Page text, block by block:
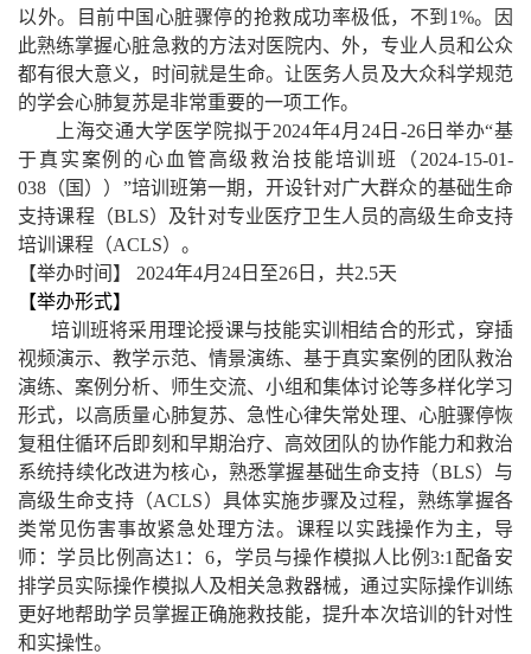
以外。目前中国心脏骤停的抢救成功率极低，不到1%。因
此熟练掌握心脏急救的方法对医院内、外，专业人员和公众
都有很大意义，时间就是生命。让医务人员及大众科学规范
的学会心肺复苏是非常重要的一项工作。
上海交通大学医学院拟于2024年4月24日-26日举办“基
于真实案例的心血管高级救治技能培训班（ 2024-15-01-
038 （国）） ”培训班第一期，开设针对广大群众的基础生命
支持课程（BLS）及针对专业医疗卫生人员的高级生命支持
培训课程（ACLS）。
【举办时间】 2024年4月 24 日至26日 ，共2.5天
【举办形式】
培训班将采用理论授课与技能实训相结合的形式，穿插
视频演示、教学示范、情景演练、基于真实案例的团队救治
演练、案例分析、师生交流、小组和集体讨论等多样化学习
形式，以高质量心肺复苏、急性心律失常处理、心脏骤停恢
复租住循环后即刻和早期治疗、高效团队的协作能力和救治
系统持续化改进为核心，熟悉掌握基础生命支持（BLS）与
高级生命支持（ACLS）具体实施步骤及过程，熟练掌握各
类常见伤害事故紧急处理方法。课程以实践操作为主，导
师：学员比例高达1：6，学员与操作模拟人比例3:1配备安
排学员实际操作模拟人及相关急救器械，通过实际操作训练
更好地帮助学员掌握正确施救技能，提升本次培训的针对性
和实操性。